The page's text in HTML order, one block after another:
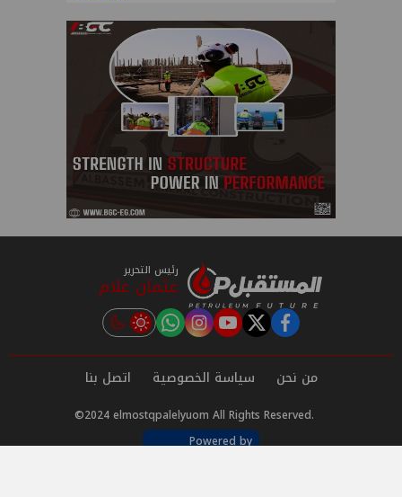
رئيس التحرير
عثمان علام
facebook
twitter
youtube
instagram
tiktok
من نحن سياسة الخصوصية اتصل بنا
©2024 elmostqpalelyuom All Rights Reserved.
Powered by